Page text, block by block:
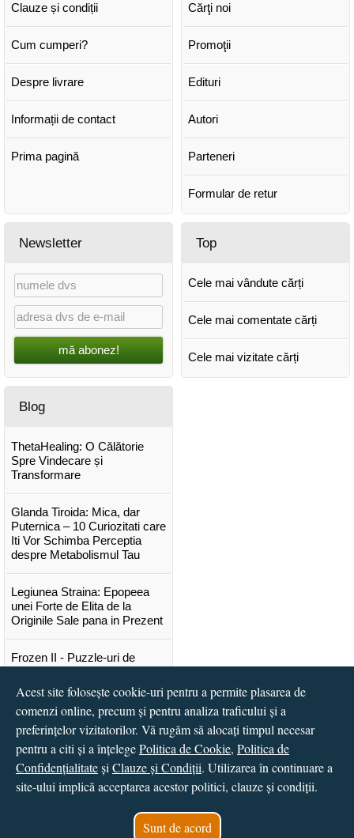
Clauze și condiții
Cum cumperi?
Despre livrare
Informații de contact
Prima pagină
Cărţi noi
Promoţii
Edituri
Autori
Parteneri
Formular de retur
Newsletter
mă abonez!
Top
Cele mai vândute cărți
Cele mai comentate cărți
Cele mai vizitate cărți
Blog
ThetaHealing: O Călătorie
Spre Vindecare și
Transformare
Glanda Tiroida: Mica, dar
Puternica – 10 Curiozitati care
Iti Vor Schimba Perceptia
despre Metabolismul Tau
Legiunea Straina: Epopeea
unei Forte de Elita de la
Originile Sale pana in Prezent
Frozen II - Puzzle-uri de
Lansare "Portocalele verzi" de
Vitali Cipileaga
...toate știrile
© 2016 - 2026S.C. CCN Books SRL
Vital Soft
Acest site folosește cookie-uri pentru a permite plasarea de
comenzi online, precum și pentru analiza traficului și a
preferințelor vizitatorilor. Vă rugăm să alocați timpul necesar
pentru a citi și a înțelegePolitica de Cookie, Politica de
Confidențialitateși Clauze și Condiții. Utilizarea în continuare a
site-ului implică acceptarea acestor politici, clauze și condiții.
Sunt de acord